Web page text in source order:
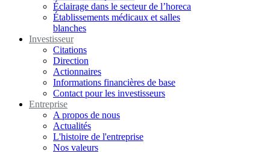
Éclairage dans le secteur de l’horeca
Établissements médicaux et salles
blanches
Investisseur
Citations
Direction
Actionnaires
Informations financières de base
Contact pour les investisseurs
Entreprise
A propos de nous
Actualités
L'histoire de l'entreprise
Nos valeurs